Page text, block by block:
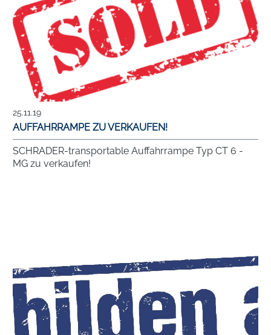
25.11.19
AUFFAHRRAMPE ZU VERKAUFEN!
SCHRADER-transportable Auffahrrampe Typ CT 6 -
MG zu verkaufen!